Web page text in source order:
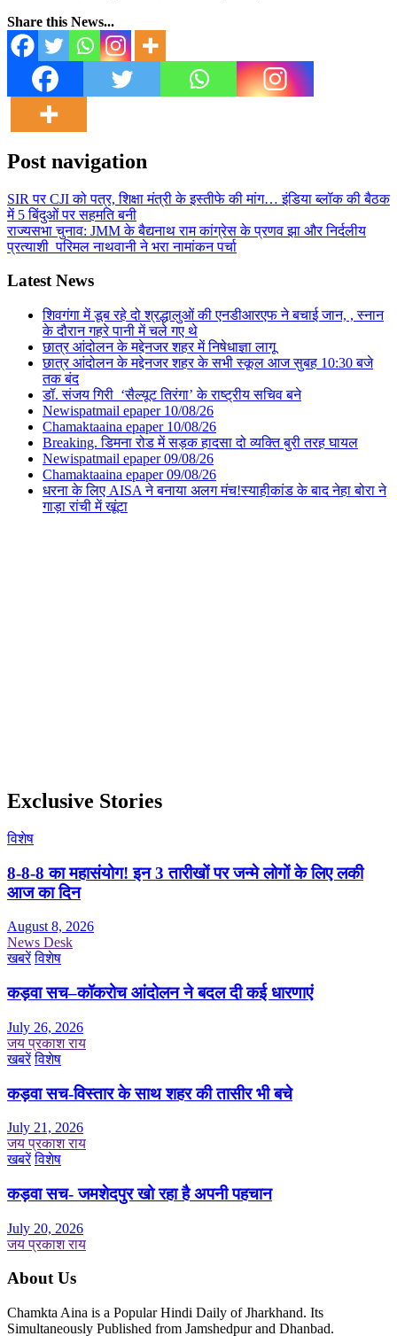
Share this News...
Post navigation
SIR पर CJI को पत्र, शिक्षा मंत्री के इस्तीफे की मांग… इंडिया ब्‍लॉक की बैठक
में 5 बिंदुओं पर सहमति बनी
राज्यसभा चुनाव: JMM के बैद्यनाथ राम कांग्रेस के प्रणव झा और निर्दलीय
प्रत्याशी परिमल नाथवानी ने भरा नामांकन पर्चा
Latest News
शिवगंगा में डूब रहे दो श्रद्धालुओं की एनडीआरएफ ने बचाई जान, , स्नान
के दौरान गहरे पानी में चले गए थे
छात्र आंदोलन के मद्देनजर शहर में निषेधाज्ञा लागू
छात्र आंदोलन के मद्देनजर शहर के सभी स्कूल आज सुबह 10:30 बजे
तक बंद
डॉ. संजय गिरी ‘सैल्यूट तिरंगा’ के राष्ट्रीय सचिव बने
Newispatmail epaper 10/08/26
Chamaktaaina epaper 10/08/26
Breaking. डिमना रोड में सड़क हादसा दो व्यक्ति बुरी तरह घायल
Newispatmail epaper 09/08/26
Chamaktaaina epaper 09/08/26
धरना के लिए AISA ने बनाया अलग मंच!स्याहीकांड के बाद नेहा बोरा ने
गाड़ा रांची में खूंटा
Exclusive Stories
विशेष
8-8-8 का महासंयोग! इन 3 तारीखों पर जन्मे लोगों के लिए लकी
आज का दिन
August 8, 2026
News Desk
खबरें विशेष
कड़वा सच–कॉकरोच आंदोलन ने बदल दी कई धारणाएं
July 26, 2026
जय प्रकाश राय
खबरें विशेष
कड़वा सच-विस्तार के साथ शहर की तासीर भी बचे
July 21, 2026
जय प्रकाश राय
खबरें विशेष
कड़वा सच- जमशेदपुर खो रहा है अपनी पहचान
July 20, 2026
जय प्रकाश राय
About Us
Chamkta Aina is a Popular Hindi Daily of Jharkhand. Its
Simultaneously Published from Jamshedpur and Dhanbad.